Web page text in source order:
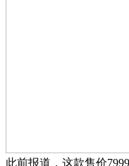
此前报道，这款售价